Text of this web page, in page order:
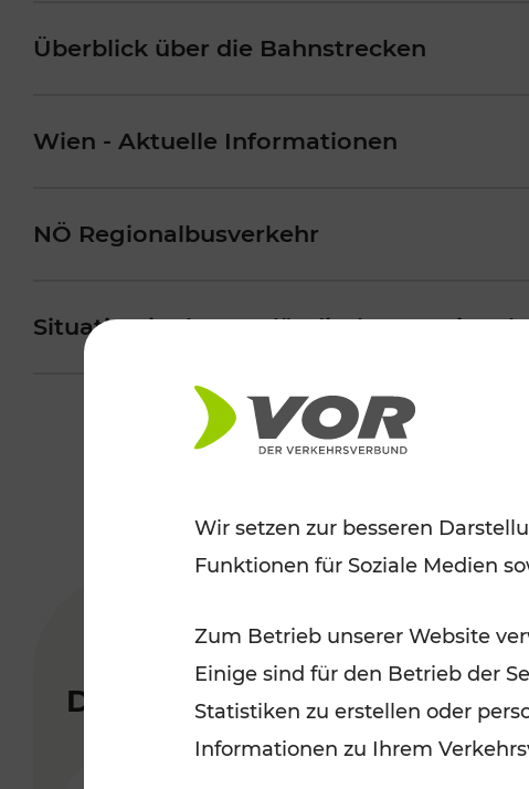
Überblick über die Bahnstrecken
Wien - Aktuelle Informationen
NÖ Regionalbusverkehr
Situation im burgenländischen
Diese News könnten Sie
Wir setzen zur besseren
Funktionen für Soziale Medien
Zum Betrieb unserer Website
Einige sind für den Betrieb der
Statistiken zu erstellen oder
Informationen zu Ihrem